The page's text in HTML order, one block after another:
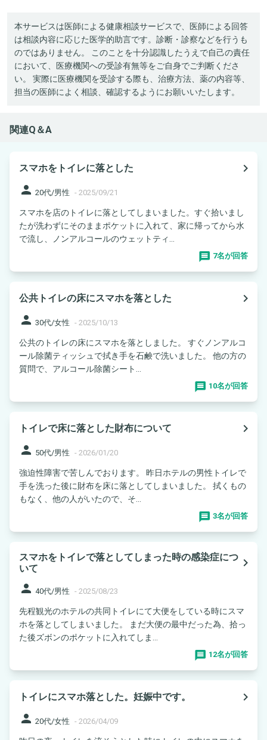
本サービスは医師による健康相談サービスで、医師による回答
は相談内容に応じた医学的助言です。診断・診察などを行うも
のではありません。 このことを十分認識したうえで自己の責任
において、医療機関への受診有無等をご自身でご判断くださ
い。 実際に医療機関を受診する際も、治療方法、薬の内容等、
担当の医師によく相談、確認するようにお願いいたします。
関連Q＆A
スマホをトイレに落とした
navigate_next
person 20代/男性 - 2025/09/21
スマホを店のトイレに落としてしまいました。すぐ拾いまし
たが洗わずにそのままポケットに入れて、家に帰ってから水
で流し、ノンアルコールのウェットティ...
7名が回答
公共トイレの床にスマホを落とした
navigate_next
person 30代/女性 - 2025/10/13
公共のトイレの床にスマホを落としました。 すぐノンアルコ
ール除菌ティッシュで拭き手を石鹸で洗いました。 他の方の
質問で、アルコール除菌シート...
10名が回答
トイレで床に落とした財布について
navigate_next
person 50代/男性 - 2026/01/20
強迫性障害で苦しんでおります。 昨日ホテルの男性トイレで
手を洗った後に財布を床に落としてしまいました。 拭くもの
もなく、他の人がいたので、そ...
3名が回答
スマホをトイレで落としてしまった時の感染症につ
いて
navigate_next
person 40代/男性 - 2025/08/23
先程観光のホテルの共同トイレにて大便をしている時にスマ
ホを落としてしまいました。 まだ大便の最中だった為、拾っ
た後ズボンのポケットに入れてしま...
12名が回答
トイレにスマホ落とした。妊娠中です。
navigate_next
person 20代/女性 - 2026/04/09